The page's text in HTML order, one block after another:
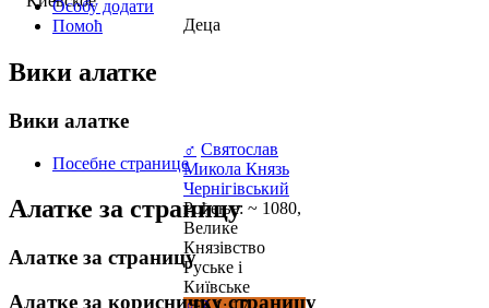
Деца
♂ Святослав
Микола Князь
Чернігівський
Рођење: ~ 1080,
Велике
Князівство
Руське і
Київське
Особу додати
Помоћ
Вики алатке
Вики алатке
Посебне странице
Алатке за страницу
Алатке за страницу
Алатке за корисничку страницу